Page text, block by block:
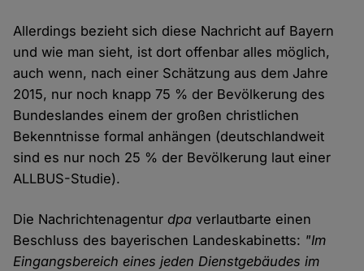
Allerdings bezieht sich diese Nachricht auf Bayern
und wie man sieht, ist dort offenbar alles möglich,
auch wenn, nach einer Schätzung aus dem Jahre
2015, nur noch knapp 75 % der Bevölkerung des
Bundeslandes einem der großen christlichen
Bekenntnisse formal anhängen (deutschlandweit
sind es nur noch 25 % der Bevölkerung laut einer
ALLBUS-Studie).
Die Nachrichtenagenturdpa verlautbarte einen
Beschluss des bayerischen Landeskabinetts: "Im
Eingangsbereich eines jeden Dienstgebäudes im